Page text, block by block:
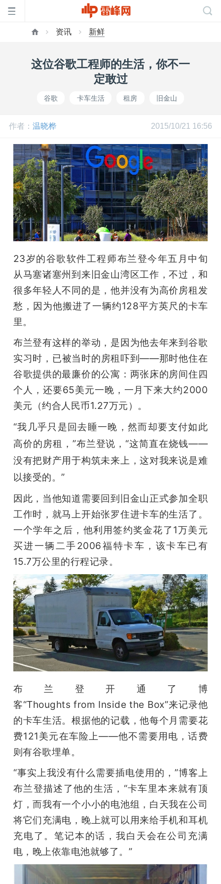
网
公
开
活
动
中
心
GAIR
专
题
搞
机
资讯 新鲜
这位谷歌工程师的生活，你不一
定敢过
谷歌 卡车生活 租房 旧金山
作者： 温晓桦 2015/10/21 16:56
23岁的谷歌软件工程师布兰登今年五月中旬
从马塞诸塞州到来旧金山湾区工作，不过，和
很多年轻人不同的是，他并没有为高价房租发
愁，因为他搬进了一辆约128平方英尺的卡车
里。
布兰登有这样的举动，是因为他去年来到谷歌
实习时，已被当时的房租吓到——那时他住在
谷歌提供的最廉价的公寓：两张床的房间住四
个人，还要65美元一晚，一月下来大约2000
美元（约合人民币1.27万元）。
“我几乎只是回去睡一晚，然而却要支付如此
高价的房租，”布兰登说，“这简直在烧钱——
没有把财产用于构筑未来上，这对我来说是难
以接受的。”
因此，当他知道需要回到旧金山正式参加全职
工作时，就马上开始张罗住进卡车的生活了。
一个学年之后，他利用签约奖金花了1万美元
买进一辆二手2006福特卡车，该卡车已有
15.7万公里的行程记录。
布兰登开通了博
客“Thoughts from Inside the Box”来记录他
的卡车生活。根据他的记载，他每个月需要花
费121美元在车险上——他不需要用电，话费
则有谷歌埋单。
“事实上我没有什么需要插电使用的，”博客上
布兰登描述了他的生活，“卡车里本来就有顶
灯，而我有一个小小的电池组，白天我在公司
将它们充满电，晚上就可以用来给手机和耳机
充电了。笔记本的话，我白天会在公司充满
电，晚上依靠电池就够了。”